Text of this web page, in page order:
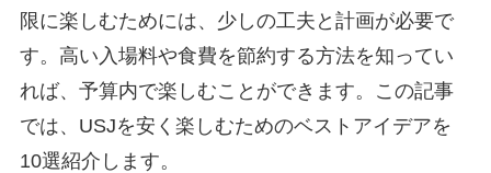
限に楽しむためには、少しの工夫と計画が必要で
す。高い入場料や食費を節約する方法を知ってい
れば、予算内で楽しむことができます。この記事
では、USJを安く楽しむためのベストアイデアを
10選紹介します。